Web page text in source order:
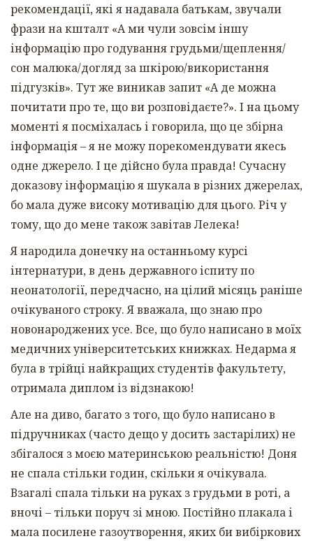
рекомендації, які я надавала батькам, звучали
фрази на кшталт «А ми чули зовсім іншу
інформацію про годування грудьми/щеплення/
сон малюка/догляд за шкірою/використання
підгузків». Тут же виникав запит «А де можна
почитати про те, що ви розповідаєте?». І на цьому
моменті я посміхалась і говорила, що це збірна
інформація – я не можу порекомендувати якесь
одне джерело. І це дійсно була правда! Сучасну
доказову інформацію я шукала в різних джерелах,
бо мала дуже високу мотивацію для цього. Річ у
тому, що до мене також завітав Лелека!
Я народила донечку на останньому курсі
інтернатури, в день державного іспиту по
неонатології, передчасно, на цілий місяць раніше
очікуваного строку. Я вважала, що знаю про
новонароджених усе. Все, що було написано в моїх
медичних університетських книжках. Недарма я
була в трійці найкращих студентів факультету,
отримала диплом із відзнакою!
Але на диво, багато з того, що було написано в
підручниках (часто дещо у досить застарілих) не
збігалося з моєю материнською реальністю! Доня
не спала стільки годин, скільки я очікувала.
Взагалі спала тільки на руках з грудьми в роті, а
вночі – тільки поруч зі мною. Постійно плакала і
мала посилене газоутворення, яких би вибіркових